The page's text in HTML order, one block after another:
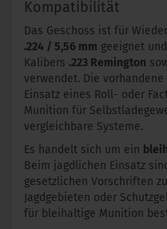
Kompatibilität
Das Geschoss ist für
.224 / 5,56 mm geeignet
Kalibers .223 Remington
verwendet. Die
Einsatz eines Roll- oder
Munition für
vergleichbare Systeme.
Es handelt sich um ein
Beim jagdlichen Einsatz
gesetzlichen Vorschriften
Jagdgebieten oder
für bleihaltige Munition